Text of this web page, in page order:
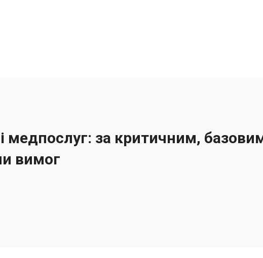
медпослуг: за критичним,
вимог